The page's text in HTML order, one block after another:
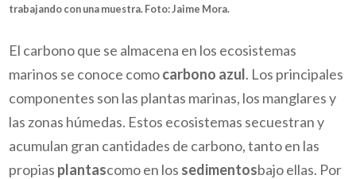
trabajando con una muestra. Foto:Jaime Mora.
El carbono que se almacena en los ecosistemas
marinos se conoce comocarbono azul. Los principales
componentes son las plantas marinas, los manglares y
las zonas húmedas. Estos ecosistemas secuestran y
acumulan gran cantidades de carbono, tanto en las
propias plantascomo en los sedimentosbajo ellas. Por